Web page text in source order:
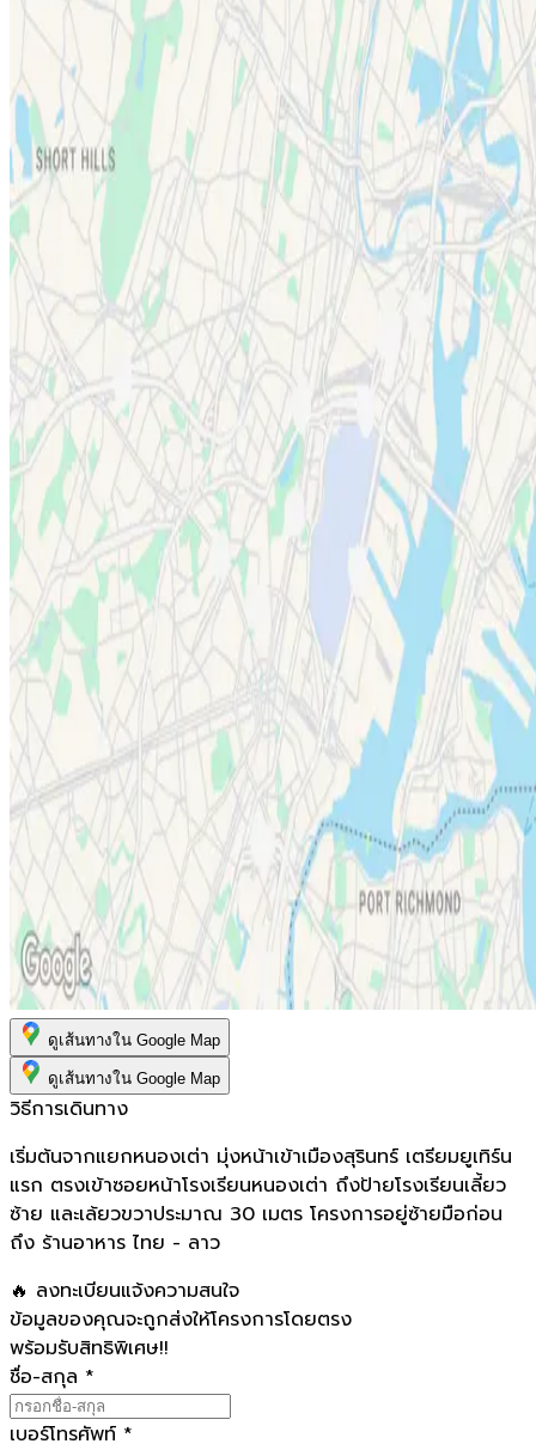
ดูเส้นทางใน Google Map
ดูเส้นทางใน Google Map
วิธีการเดินทาง
เริ่มต้นจากแยกหนองเต่า มุ่งหน้าเข้าเมืองสุรินทร์ เตรียมยูเทิร์น
แรก ตรงเข้าซอยหน้าโรงเรียนหนองเต่า ถึงป้ายโรงเรียนเลี้ยว
ซ้าย และเล้ยวขวาประมาณ 30 เมตร โครงการอยู่ซ้ายมือก่อน
ถึง ร้านอาหาร ไทย - ลาว
🔥 ลงทะเบียนแจ้งความสนใจ
ข้อมูลของคุณจะถูกส่งให้โครงการโดยตรง
พร้อมรับสิทธิพิเศษ!!
ชื่อ-สกุล *
เบอร์โทรศัพท์ *